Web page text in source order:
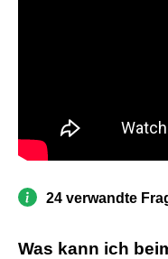
24 verwandte
Was kann ich